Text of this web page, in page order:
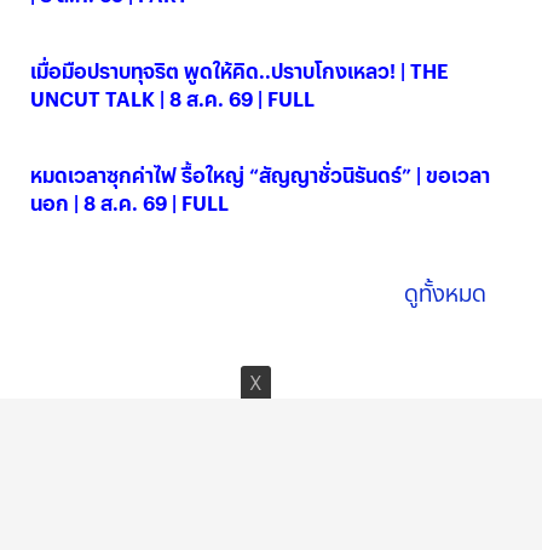
เมื่อมือปราบทุจริต พูดให้คิด..ปราบโกงเหลว! | THE
UNCUT TALK | 8 ส.ค. 69 | FULL
หมดเวลาซุกค่าไฟ รื้อใหญ่ “สัญญาชั่วนิรันดร์” | ขอเวลา
นอก | 8 ส.ค. 69 | FULL
ดูทั้งหมด